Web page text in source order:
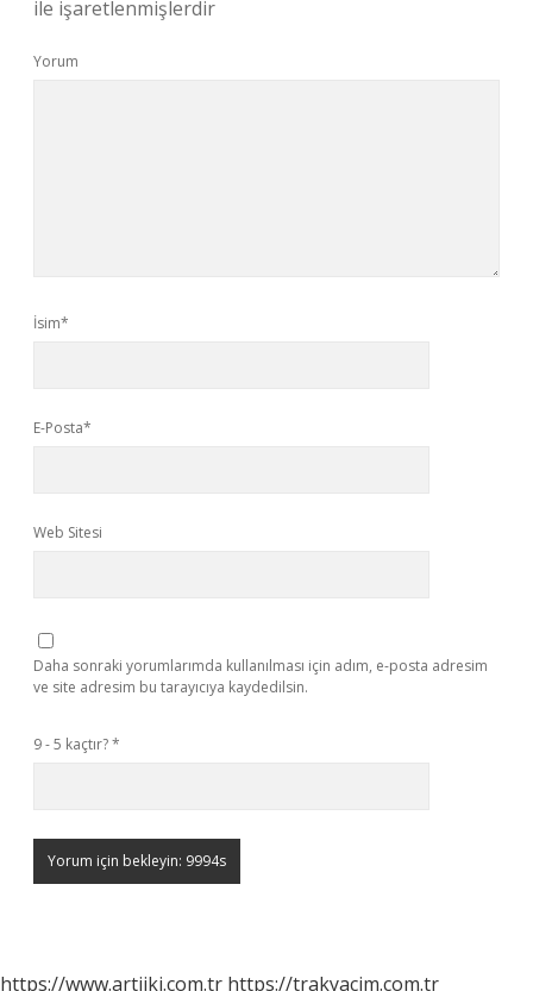
ile işaretlenmişlerdir
Yorum
İsim*
E-Posta*
Web Sitesi
Daha sonraki yorumlarımda kullanılması için adım, e-posta adresim
ve site adresim bu tarayıcıya kaydedilsin.
9 - 5 kaçtır?*
https://www.artiiki.com.tr https://trakyacim.com.tr